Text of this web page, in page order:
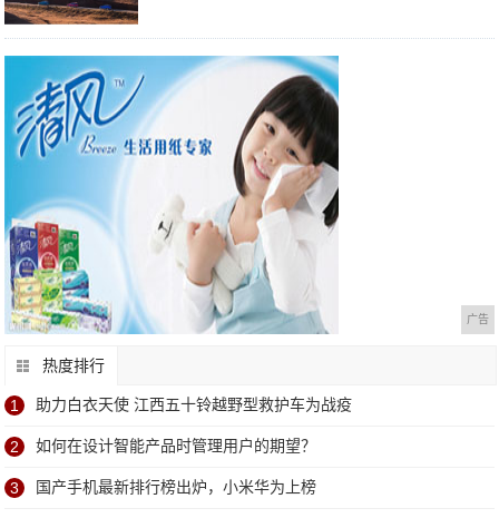
广告
热度排行
1 助力白衣天使 江西五十铃越野型救护车为战疫
2 如何在设计智能产品时管理用户的期望？
3 国产手机最新排行榜出炉，小米华为上榜